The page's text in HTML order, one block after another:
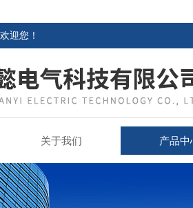
迎您！
关于我们 产品中